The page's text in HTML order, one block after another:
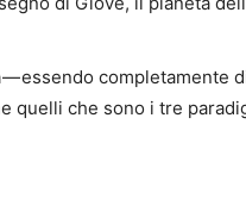
essendo completamente
quelli che sono i tre